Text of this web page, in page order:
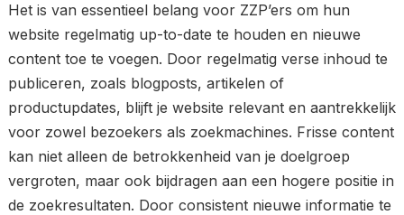
Het is van essentieel belang voor ZZP’ers om hun
website regelmatig up-to-date te houden en nieuwe
content toe te voegen. Door regelmatig verse inhoud te
publiceren, zoals blogposts, artikelen of
productupdates, blijft je website relevant en aantrekkelijk
voor zowel bezoekers als zoekmachines. Frisse content
kan niet alleen de betrokkenheid van je doelgroep
vergroten, maar ook bijdragen aan een hogere positie in
de zoekresultaten. Door consistent nieuwe informatie te